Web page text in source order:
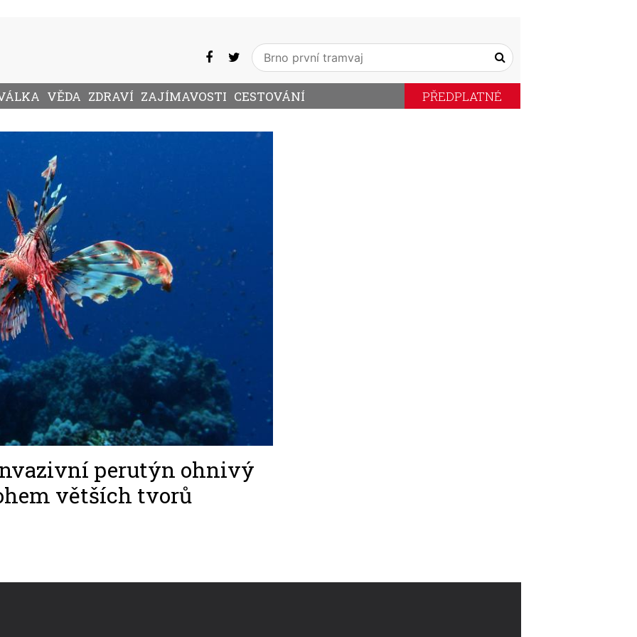
VĚDA ZDRAVÍ ZAJÍMAVOSTI CESTOVÁNÍ PŘEDPLATNÉ
perutýn ohnivý
větších tvorů